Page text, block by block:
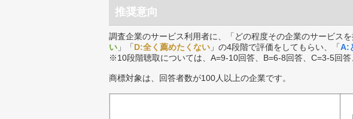
推奨意向
調査企業のサービス利用者に、「どの程度その企業のサービス
い 」「D:全く薦めたくない 」の4段階で評価をしてもらい、「A:
※10段階聴取については、A=9-10回答、B=6-8回答、C=3-5回答
商標対象は、回答者数が100人以上の企業です。